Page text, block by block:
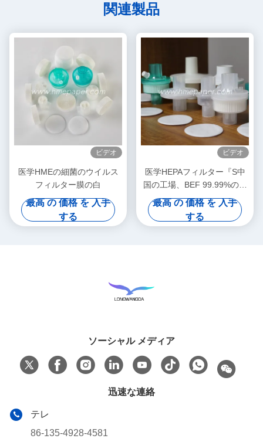
関連製品
ビデオ
医学HMEの細菌のウイルス
フィルター膜の白
最高 の 価格 を 入手
する
ビデオ
医学HEPAフィルター『S中
国の工場、BEF 99.99%の細
菌のウイルスはろ過する
最高 の 価格 を 入手
する
ソーシャル メディア
迅速な連絡
テレ
86-135-4928-4581